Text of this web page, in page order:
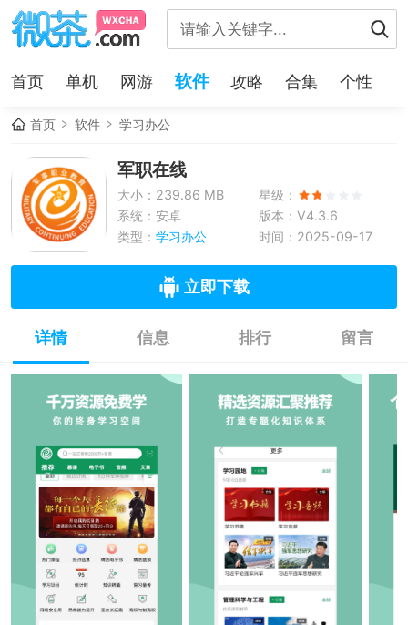
首页 单机 网游 软件 攻略 合集 个性
首页 软件 学习办公
军职在线
大小：239.86 MB
星级：
系统：安卓
版本：V4.3.6
类型： 学习办公 时间：2025-09-17
立即下载
详情 信息 排行 留言